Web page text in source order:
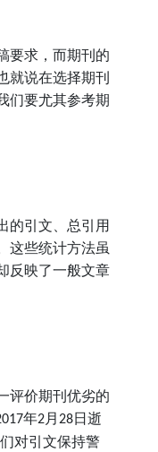
要求，而期刊的
就说在选择期刊
们要尤其参考期
的引文、总引用
这些统计方法虽
反映了一般文章
评价期刊优劣的
年2月 28日逝
对引文保持警